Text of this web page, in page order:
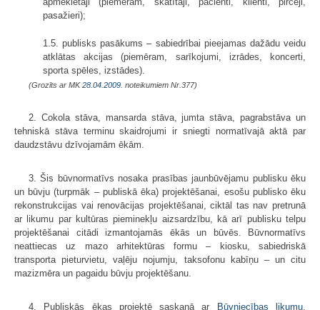
pasažieri);
1.5. publisks pasākums – sabiedrībai pieejamas dažādu veidu
atklātas akcijas (piemēram, sarīkojumi, izrādes, koncerti,
sporta spēles, izstādes).
(Grozīts ar MK28.04.2009. noteikumiem Nr.377)
2. Cokola stāva, mansarda stāva, jumta stāva, pagrabstāva un
tehniskā stāva terminu skaidrojumi ir sniegti normatīvajā aktā par
daudzstāvu dzīvojamām ēkām.
3. Šis būvnormatīvs nosaka prasības jaunbūvējamu publisku ēku
un būvju (turpmāk – publiskā ēka) projektēšanai, esošu publisko ēku
rekonstrukcijas vai renovācijas projektēšanai, ciktāl tas nav pretrunā
ar likumu par kultūras pieminekļu aizsardzību, kā arī publisku telpu
projektēšanai citādi izmantojamās ēkās un būvēs. Būvnormatīvs
neattiecas uz mazo arhitektūras formu – kiosku, sabiedriskā
transporta pieturvietu, vaļēju nojumju, taksofonu kabīņu – un citu
mazizmēra un pagaidu būvju projektēšanu.
4. Publiskās ēkas projektē saskaņā ar Būvniecības likumu